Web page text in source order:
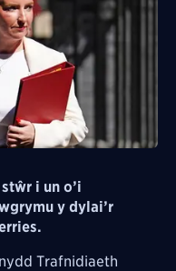
i un o’i
y dylai’r
Trafnidiaeth